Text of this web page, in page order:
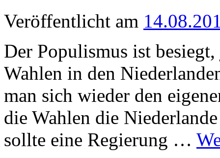
Veröffentlicht am
Der Populismus ist
Wahlen in den
man sich wieder den
die Wahlen die
sollte eine Regierung …